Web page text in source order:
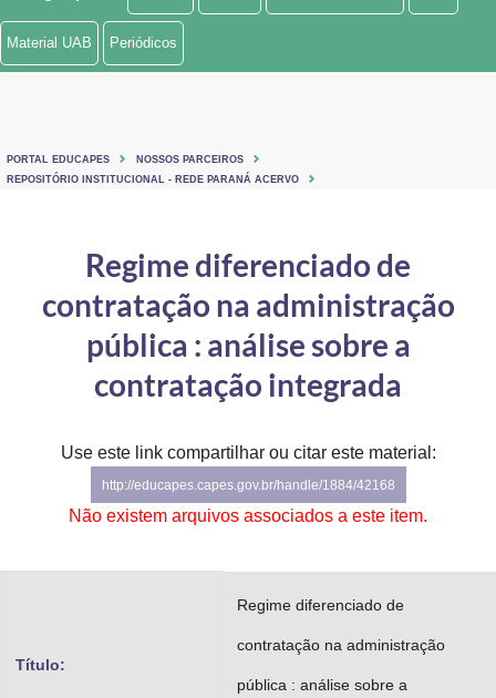
Ministério de Minas e Energia
Ministério do Turismo
Controladoria-Geral da União
Ministério da Mulher, da Família e dos Direitos Humanos
Gabinete de Segurança Institucional
Advocacia-Geral da União
Material UAB Periódicos
PORTAL EDUCAPES
NOSSOS PARCEIROS
REPOSITÓRIO INSTITUCIONAL - REDE PARANÁ ACERVO
Regime diferenciado de
contratação na administração
pública : análise sobre a
contratação integrada
Use este link compartilhar ou citar este material:
http://educapes.capes.gov.br/handle/1884/42168
Não existem arquivos associados a este item.
Título:
Regime diferenciado de
contratação na administração
pública : análise sobre a